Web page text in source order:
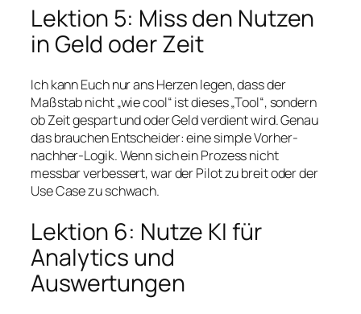
Lektion 5: Miss den Nutzen
in Geld oder Zeit
Ich kann Euch nur ans Herzen legen, dass der
Maßstab nicht „wie cool“ ist dieses „Tool“, sondern
ob Zeit gespart und oder Geld verdient wird. Genau
das brauchen Entscheider: eine simple Vorher-
nachher-Logik. Wenn sich ein Prozess nicht
messbar verbessert, war der Pilot zu breit oder der
Use Case zu schwach.
Lektion 6: Nutze KI für
Analytics und
Auswertungen